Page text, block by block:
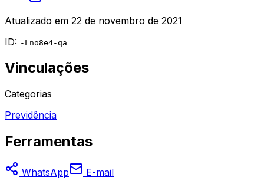
Atualizado em 22 de novembro de 2021
ID: -Lno8e4-qa
Vinculações
Categorias
Previdência
Ferramentas
WhatsApp
E-mail